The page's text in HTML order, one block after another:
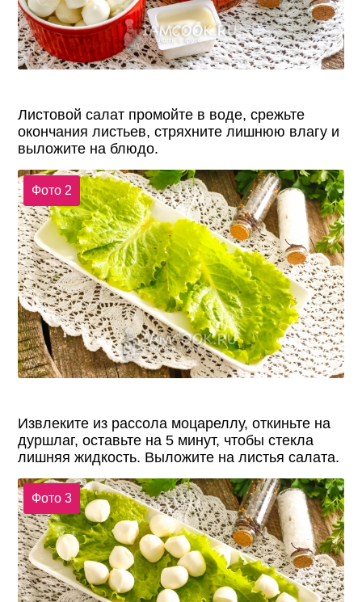
Листовой салат промойте в воде, срежьте
окончания листьев, стряхните лишнюю влагу и
выложите на блюдо.
Фото 2
Извлеките из рассола моцареллу, откиньте на
дуршлаг, оставьте на 5 минут, чтобы стекла
лишняя жидкость. Выложите на листья салата.
Фото 3